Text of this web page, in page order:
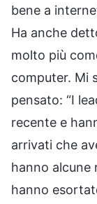
bene a
Ha anche
molto più
computer. Mi
pensato: “I
recente e
arrivati che
hanno alcune
hanno